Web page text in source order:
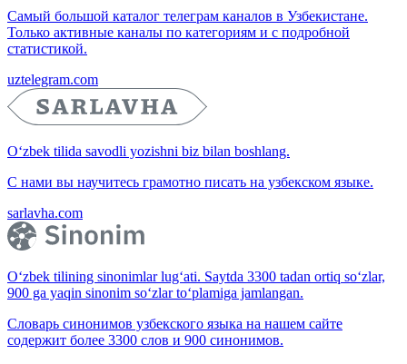
Самый большой каталог телеграм каналов в Узбекистане.
Только активные каналы по категориям и с подробной
статистикой.
uztelegram.com
O‘zbek tilida savodli yozishni biz bilan boshlang.
С нами вы научитесь грамотно писать на узбекском языке.
sarlavha.com
O‘zbek tilining sinonimlar lug‘ati. Saytda 3300 tadan ortiq so‘zlar,
900 ga yaqin sinonim so‘zlar to‘plamiga jamlangan.
Словарь синонимов узбекского языка на нашем сайте
содержит более 3300 слов и 900 синонимов.